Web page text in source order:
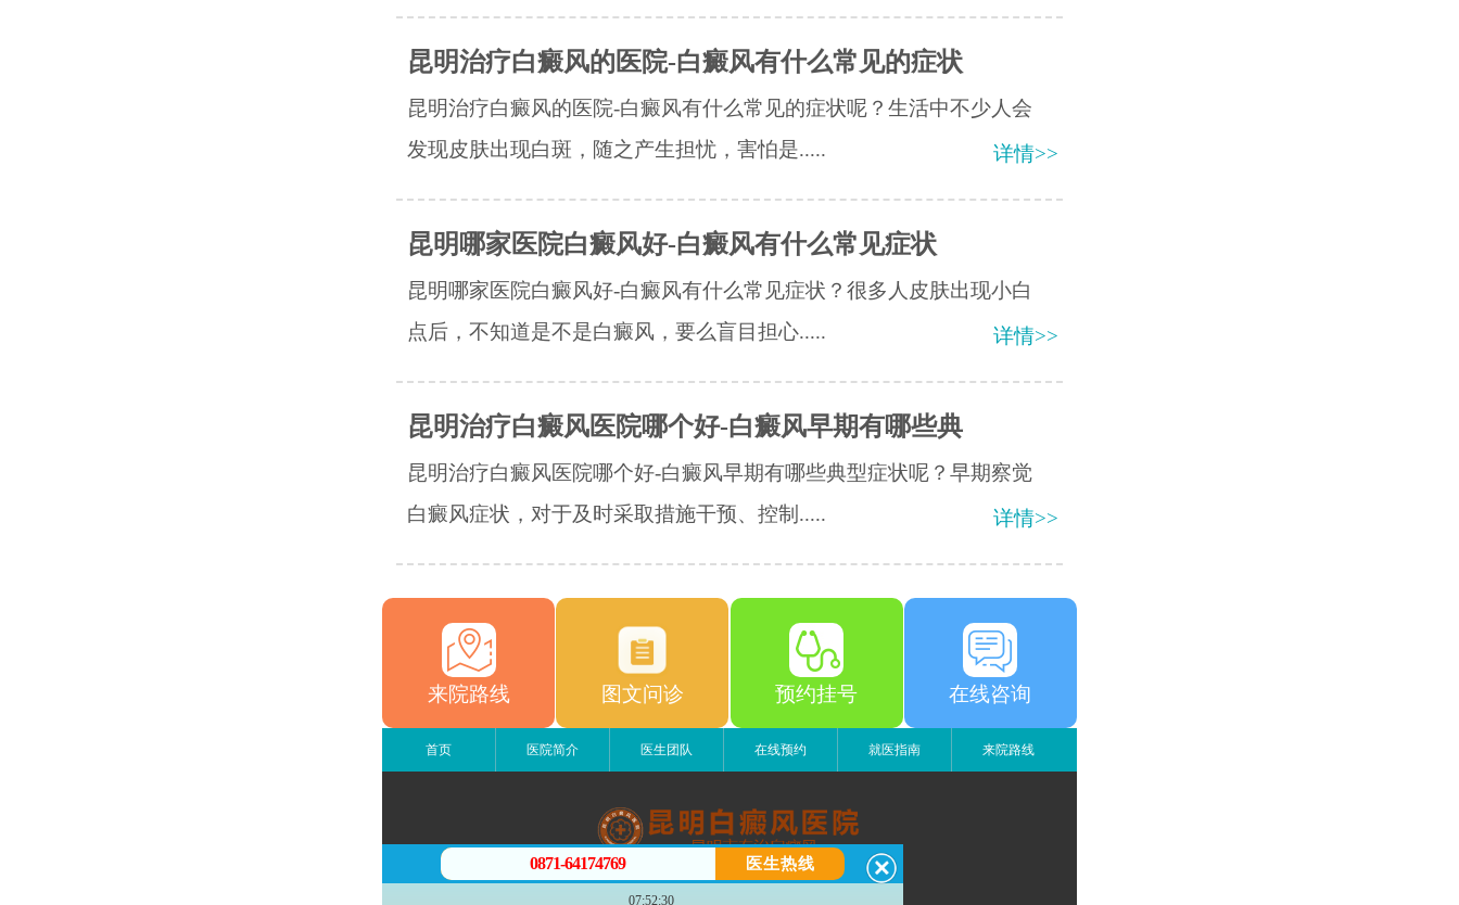
昆明治疗白癜风的医院-白癜风有什么常见的症状
昆明治疗白癜风的医院-白癜风有什么常见的症状呢？生活中不少人会
发现皮肤出现白斑，随之产生担忧，害怕是.....
详情>>
昆明哪家医院白癜风好-白癜风有什么常见症状
昆明哪家医院白癜风好-白癜风有什么常见症状？很多人皮肤出现小白
点后，不知道是不是白癜风，要么盲目担心.....
详情>>
昆明治疗白癜风医院哪个好-白癜风早期有哪些典
昆明治疗白癜风医院哪个好-白癜风早期有哪些典型症状呢？早期察觉
白癜风症状，对于及时采取措施干预、控制.....
详情>>
来院路线 图文问诊 预约挂号 在线咨询
首页 医院简介 医生团队 在线预约 就医指南 来院路线
昆明白癜风医院
昆明市五华区护国路2号
0871-64174769 医生热线
07:52:30